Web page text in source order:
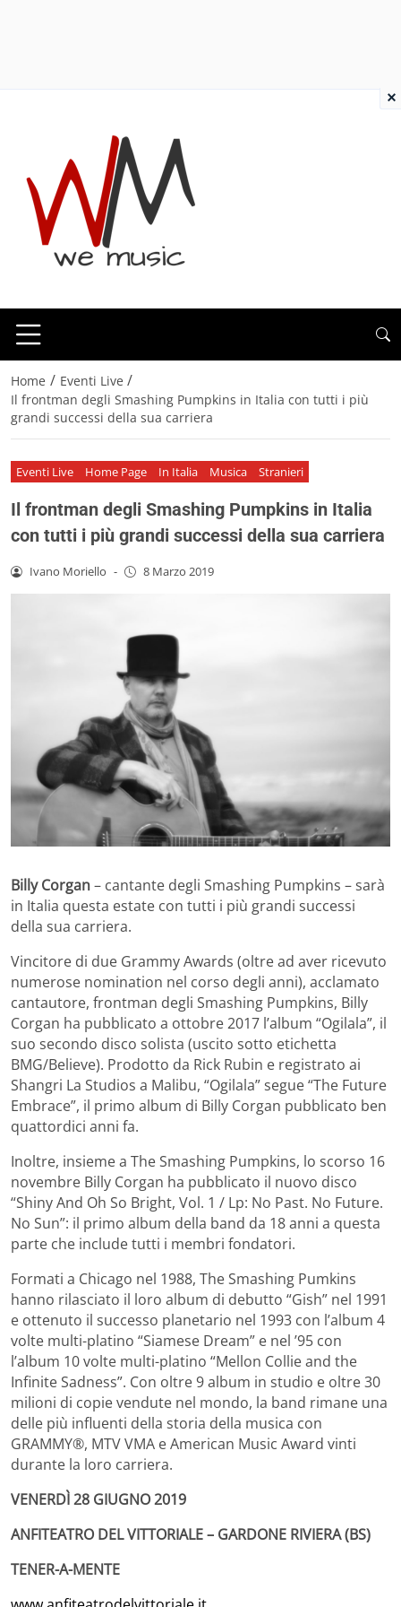
Home / Eventi Live /
Il frontman degli Smashing Pumpkins in Italia con tutti i più
grandi successi della sua carriera
Eventi Live Home Page In Italia Musica Stranieri
Il frontman degli Smashing Pumpkins in Italia
con tutti i più grandi successi della sua carriera
Ivano Moriello - 8 Marzo 2019
Billy Corgan– cantante degli Smashing Pumpkins –sarà
in Italia questa estate con tutti i più grandi successi
della sua carriera.
Vincitore di due Grammy Awards (oltre ad aver ricevuto
numerose nomination nel corso degli anni), acclamato
cantautore, frontman degli Smashing Pumpkins, Billy
Corgan ha pubblicato a ottobre 2017 l’album “Ogilala”, il
suo secondo disco solista (uscito sotto etichetta
BMG/Believe). Prodotto da Rick Rubin e registrato ai
Shangri La Studios a Malibu, “Ogilala” segue “The Future
Embrace”, il primo album di Billy Corgan pubblicato ben
quattordici anni fa.
Inoltre, insieme a The Smashing Pumpkins, lo scorso 16
novembre Billy Corgan ha pubblicato il nuovo disco
“Shiny And Oh So Bright, Vol. 1 / Lp: No Past. No Future.
No Sun”: il primo album della band da 18 anni a questa
parte che include tutti i membri fondatori.
Formati a Chicago nel 1988, The Smashing Pumkins
hanno rilasciato il loro album di debutto “Gish” nel 1991
e ottenuto il successo planetario nel 1993 con l’album 4
volte multi-platino “Siamese Dream” e nel ’95 con
l’album 10 volte multi-platino “Mellon Collie and the
Infinite Sadness”. Con oltre 9 album in studio e oltre 30
milioni di copie vendute nel mondo, la band rimane una
delle più influenti della storia della musica con
GRAMMY®, MTV VMA e American Music Award vinti
durante la loro carriera.
VENERDÌ 28 GIUGNO 2019
ANFITEATRO DEL VITTORIALE – GARDONE RIVIERA (BS)
TENER-A-MENTE
×